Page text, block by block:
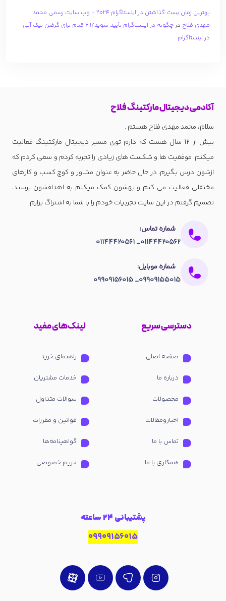
بهترین زمان پست گذاشتن در اینستاگرام 2024 - وب سایت رسمی محمد
مهدی فلاح در
چگونه در اینستاگرام تأیید شوید؟! 6 قدم برای گرفتن تیک آبی
در اینستاگرام
آکادمی دیجیتال مارکتینگ فلاح
سلام، محمد مهدی فلاح هستم .
بیش از 12 سال هست که دارم توی مسیر دیجیتال مارکتینگ فعالیت
میکنم. موفقیت ها و شکست های زیادی را تجربه کردم و سعی کردم که
ازشون درس بگیرم. در حال حاضر به عنوان مشاور و کوچ کسب و کارهای
مختفلی فعالیت می کنم و بهشون کمک میکنم به اهدافشون برسند.
تصمیم گرفتم در این سایت تجربیات خودم را با شما به اشتراگ بزارم.
شماره تماس:
01144420562_ 01144420561
شماره موبایل:
09909155015_ 09909156015
دسترسی سریع
صفحه اصلی
درباره ما
محصولات
اخبارومقالات
تماس با ما
همکاری با ما
لینک‌های مفید
راهنمای خرید
خدمات مشتریان
سوالات متداول
قوانین و مقررات
گواهینامه‌ها
حریم خصوصی
پشتیبانی 24 ساعته
09909156015